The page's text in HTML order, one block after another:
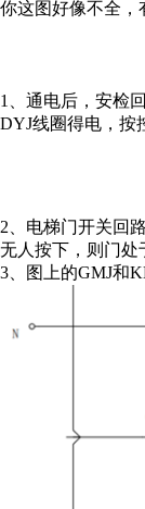
你这图好像不全，
1、通电后，安检
DYJ线圈得电，按
2、电梯门开关回路
无人按下，则门处
3、图上的GMJ和